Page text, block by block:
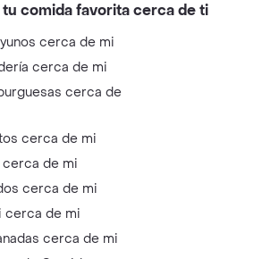
tu comida favorita cerca de ti
cerca de mi
cerca de mi
cerca de
cerca de mi
cerca de mi
cerca de mi
cerca de mi
cerca de mi